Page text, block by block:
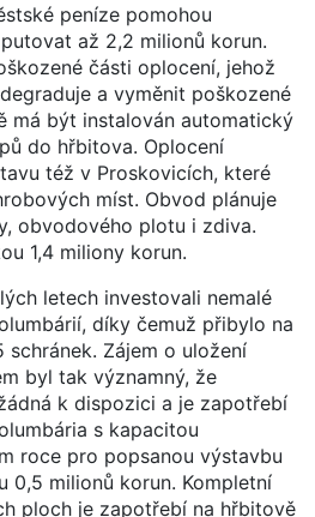
peníze pomohou
až 2,2 milionů korun.
části oplocení, jehož
a vyměnit poškozené
má být instalován automatický
do hřbitova. Oplocení
též v Proskovicích, které
míst. Obvod plánuje
obvodového plotu i zdiva.
1,4 miliony korun.
letech investovali nemalé
díky čemuž přibylo na
Zájem o uložení
byl tak významný, že
k dispozici a je zapotřebí
s kapacitou
roce pro popsanou výstavbu
0,5 milionů korun. Kompletní
ploch je zapotřebí na hřbitově